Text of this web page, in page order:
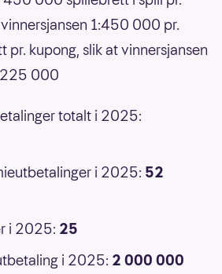
1:450 000 pr.
pr. kupong, slik at vinnersjansen
000
totalt i 2025:
i 2025: 52
i 2025: 25
i 2025: 2 000 000